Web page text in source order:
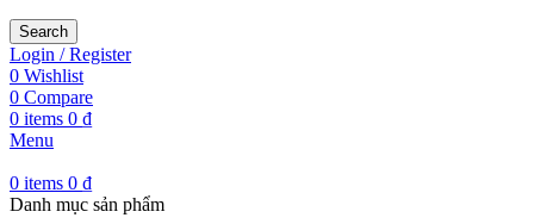
Search
Login / Register
0 Wishlist
0 Compare
0 items 0 ₫
Menu
0 items 0 ₫
Danh mục sản phẩm